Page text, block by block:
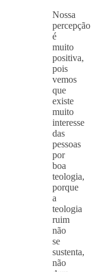
Nossa
percepção
é
muito
positiva,
pois
vemos
que
existe
muito
interesse
das
pessoas
por
boa
teologia,
porque
a
teologia
ruim
não
se
sustenta,
não